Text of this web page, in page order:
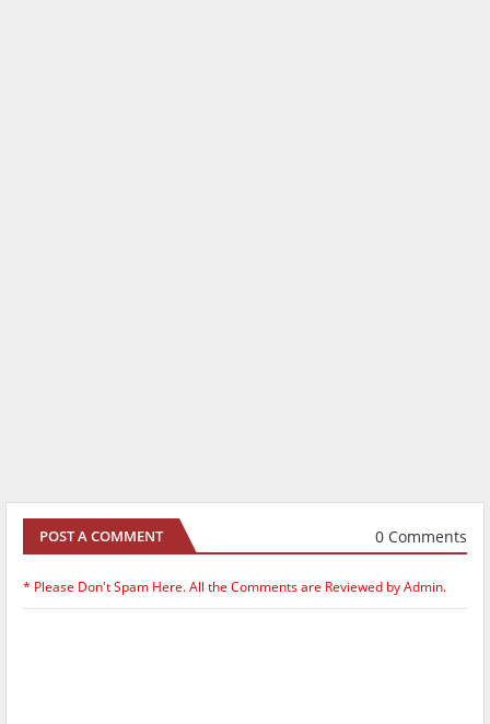
POST A COMMENT 0 Comments
* Please Don't Spam Here. All the Comments are Reviewed by Admin.